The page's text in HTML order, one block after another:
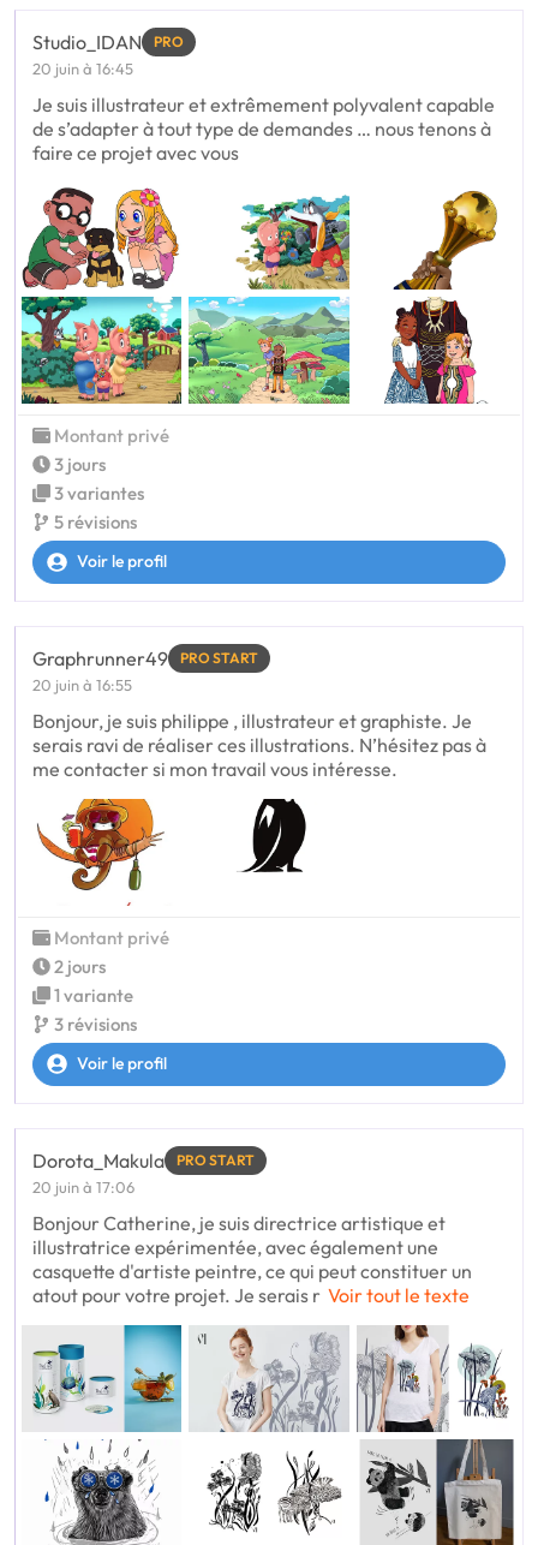
Studio_IDAN PRO
20 juin à 16:45
Je suis illustrateur et extrêmement polyvalent capable
de s’adapter à tout type de demandes … nous tenons à
faire ce projet avec vous
Montant privé
3 jours
3 variantes
5 révisions
Voir le profil
Graphrunner49 PRO START
20 juin à 16:55
Bonjour, je suis philippe , illustrateur et graphiste. Je
serais ravi de réaliser ces illustrations. N’hésitez pas à
me contacter si mon travail vous intéresse.
Montant privé
2 jours
1 variante
3 révisions
Voir le profil
Dorota_Makula PRO START
20 juin à 17:06
Bonjour Catherine, je suis directrice artistique et
illustratrice expérimentée, avec également une
casquette d'artiste peintre, ce qui peut constituer un
atout pour votre projet. Je serais r Voir tout le texte